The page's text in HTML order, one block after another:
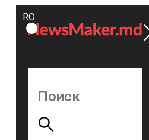
ROMÂNĂ
RU
Поддержать
NM